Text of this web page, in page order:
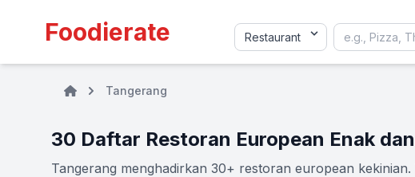
Foodierate
Tangerang
30 Daftar Restoran European Enak
Tangerang menghadirkan 30+ restoran european